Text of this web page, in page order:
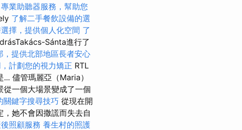
專業助聽器服務，幫助您
了解二手餐飲設備的選
擇，提供個人化空間 了
Sánta進行了
，提供北部地區長者安心
計劃您的視力矯正 RTL
儘管瑪麗亞（Maria）
一個大場景變成了一個
關鍵字搜尋技巧 從現在開
她不會因撒謊而失去自
照顧服務 養生村的照護